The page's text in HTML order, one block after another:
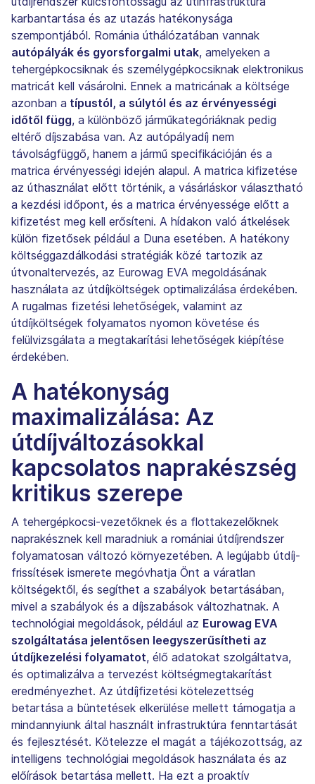
karbantartása és az utazás hatékonysága
szempontjából. Románia úthálózatában vannak
autópályák és gyorsforgalmi utak, amelyeken a
tehergépkocsiknak és személygépkocsiknak elektronikus
matricát kell vásárolni. Ennek a matricának a költsége
azonban a típustól, a súlytól és az érvényességi
időtől függ, a különböző járműkategóriáknak pedig
eltérő díjszabása van. Az autópályadíj nem
távolságfüggő, hanem a jármű specifikációján és a
matrica érvényességi idején alapul. A matrica kifizetése
az úthasználat előtt történik, a vásárláskor választható
a kezdési időpont, és a matrica érvényessége előtt a
kifizetést meg kell erősíteni. A hídakon való átkelések
külön fizetősek például a Duna esetében. A hatékony
költséggazdálkodási stratégiák közé tartozik az
útvonaltervezés, az Eurowag EVA megoldásának
használata az útdíjköltségek optimalizálása érdekében.
A rugalmas fizetési lehetőségek, valamint az
útdíjköltségek folyamatos nyomon követése és
felülvizsgálata a megtakarítási lehetőségek kiépítése
érdekében.
A hatékonyság
maximalizálása: Az
útdíjváltozásokkal
kapcsolatos naprakészség
kritikus szerepe
A tehergépkocsi-vezetőknek és a flottakezelőknek
naprakésznek kell maradniuk a romániai útdíjrendszer
folyamatosan változó környezetében. A legújabb útdíj-
frissítések ismerete megóvhatja Önt a váratlan
költségektől, és segíthet a szabályok betartásában,
mivel a szabályok és a díjszabások változhatnak. A
technológiai megoldások, például az Eurowag EVA
szolgáltatása jelentősen leegyszerűsítheti az
útdíjkezelési folyamatot, élő adatokat szolgáltatva,
és optimalizálva a tervezést költségmegtakarítást
eredményezhet. Az útdíjfizetési kötelezettség
betartása a büntetések elkerülése mellett támogatja a
mindannyiunk által használt infrastruktúra fenntartását
és fejlesztését. Kötelezze el magát a tájékozottság, az
intelligens technológiai megoldások használata és az
előírások betartása mellett. Ha ezt a proaktív